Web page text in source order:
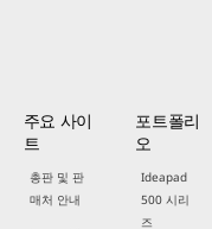
주요 사이
트
총판 및 판
매처 안내
포트폴리
오
Ideapad
500 시리
즈